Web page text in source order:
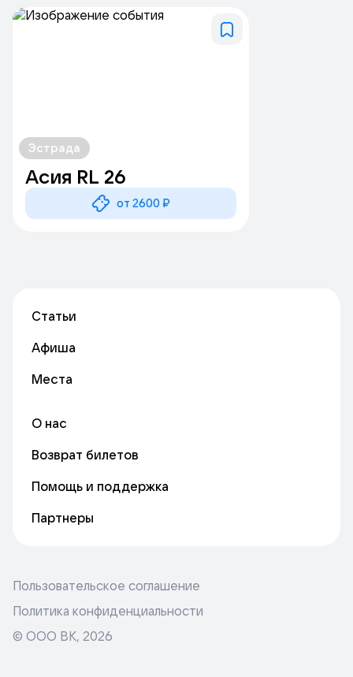
Эстрада
Асия RL 26
от 2600 ₽
Статьи
Афиша
Места
О нас
Возврат билетов
Помощь и поддержка
Партнеры
Пользовательское соглашение
Политика конфиденциальности
© ООО ВК, 2026